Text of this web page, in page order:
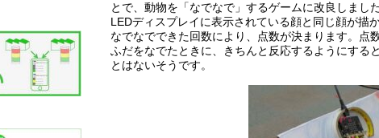
とで、動物を「なでなで」するゲームに改良しました
LEDディスプレイに表示されている顔と同じ顔が描
なでなでできた回数により、点数が決まります。点
ふだをなでたときに、きちんと反応するようにする
とはないそうです。